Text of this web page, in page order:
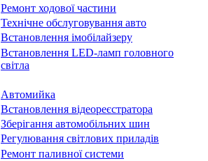
Ремонт ходової частини
Технічне обслуговування авто
Встановлення імобілайзеру
Встановлення LED-ламп головного
світла
Автомийка
Встановлення відеореєстратора
Зберігання автомобільних шин
Регулювання світлових приладів
Ремонт паливної системи